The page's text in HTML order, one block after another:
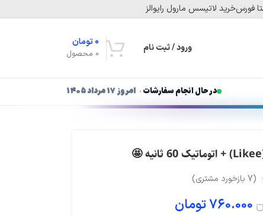
فورسخرید لاتیسس مارول رایوالز
ورود / ثبت نام 0 محصول
0تومان
در حال انجام سفارشات
امروز ۱۷ مرداد ۱۴۰۵
(
7 بازخورد مشتری)
760.000تومان